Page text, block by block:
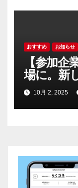
おすすめ お知らせ
【参加企
場に。新
Biz04 誌
10月 2, 2025